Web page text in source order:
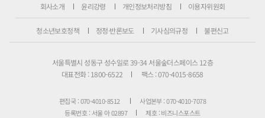
회사소개 윤리강령 개인정보처리방침 이용자위원회
청소년보호정책 정정·반론보도 기사심의규정 불편신고
서울특별시 성동구 성수일로 39-34 서울숲더스페이스 12층
대표전화 : 1800-6522
팩스 : 070-4015-8658
편집국 : 070-4010-8512
사업본부 : 070-4010-7078
등록번호 : 서울 아 02897
제호 : 비즈니스포스트